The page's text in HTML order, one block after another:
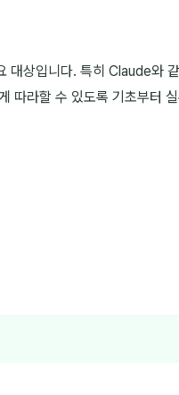
대상입니다. 특히 Claude와
따라할 수 있도록 기초부터